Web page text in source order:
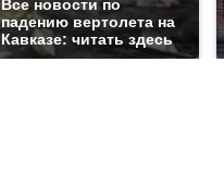
Все новости по
падению вертолета на
Кавказе: читать здесь